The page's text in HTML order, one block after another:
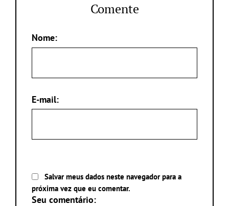
Comente
Nome:
E-mail:
Salvar meus dados neste navegador para a
próxima vez que eu comentar.
Seu comentário: